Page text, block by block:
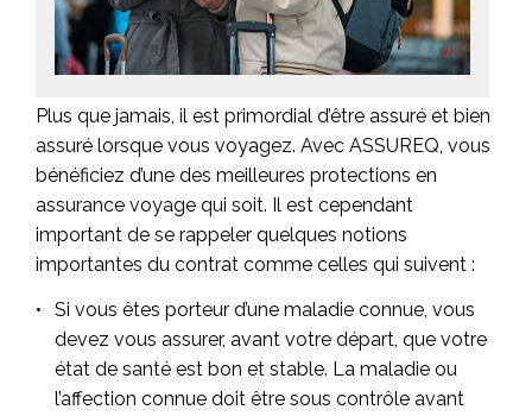
Plus que jamais, il est primordial d’être assuré et bien
assuré lorsque vous voyagez. Avec ASSUREQ, vous
bénéficiez d’une des meilleures protections en
assurance voyage qui soit. Il est cependant
important de se rappeler quelques notions
importantes du contrat comme celles qui suivent :
Si vous êtes porteur d’une maladie connue, vous
devez vous assurer, avant votre départ, que votre
état de santé est bon et stable. La maladie ou
l’affection connue doit être sous contrôle avant